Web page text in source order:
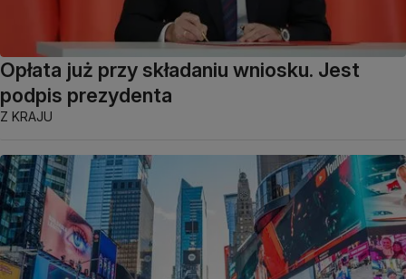
Opłata już przy składaniu wniosku. Jest
podpis prezydenta
Z KRAJU